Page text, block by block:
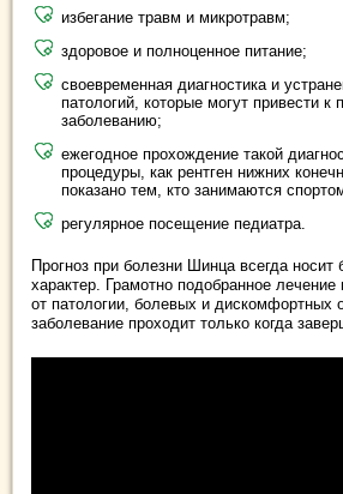
избегание травм и микротравм;
здоровое и полноценное питание;
своевременная диагностика и
патологий, которые могут привести к
заболеванию;
ежегодное прохождение такой
процедуры, как рентген нижних
показано тем, кто занимаются
регулярное посещение педиатра.
Прогноз при болезни Шинца всегда носит
характер. Грамотно подобранное
от патологии, болевых и дискомфортных
заболевание проходит только когда